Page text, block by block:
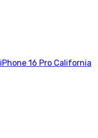
16 Pro California